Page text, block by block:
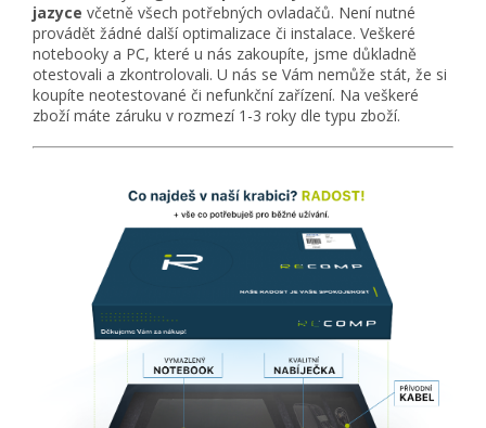
jazyce včetně všech potřebných ovladačů. Není nutné
provádět žádné další optimalizace či instalace. Veškeré
notebooky a PC, které u nás zakoupíte, jsme důkladně
otestovali a zkontrolovali. U nás se Vám nemůže stát, že si
koupíte neotestované či nefunkční zařízení. Na veškeré
zboží máte záruku v rozmezí 1-3 roky dle typu zboží.